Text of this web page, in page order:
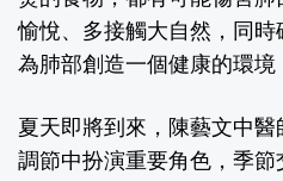
愉悅、多接觸大自然，同時
為肺部創造一個健康的環境
夏天即將到來，陳藝文中
調節中扮演重要角色，季